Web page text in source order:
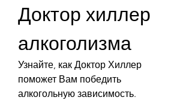
Доктор хиллер
алкоголизма
Узнайте, как Доктор Хиллер
поможет Вам победить
алкогольную зависимость.